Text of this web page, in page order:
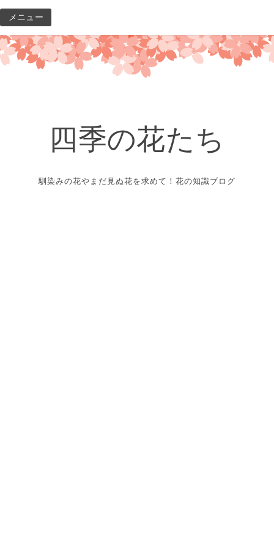
コ
ン
テ
ン
メニュー
四季の花たち
馴染みの花やまだ見ぬ花を求めて！花の知識ブログ